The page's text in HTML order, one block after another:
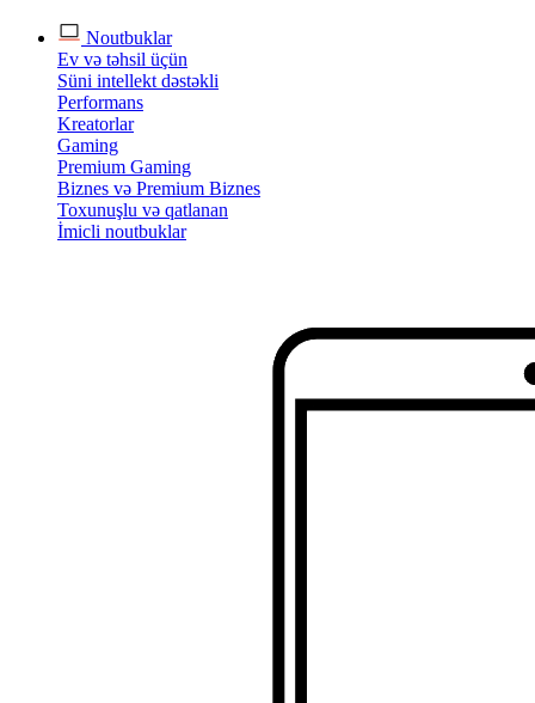
Noutbuklar
Ev və təhsil üçün
Süni intellekt dəstəkli
Performans
Kreatorlar
Gaming
Premium Gaming
Biznes və Premium Biznes
Toxunuşlu və qatlanan
İmicli noutbuklar